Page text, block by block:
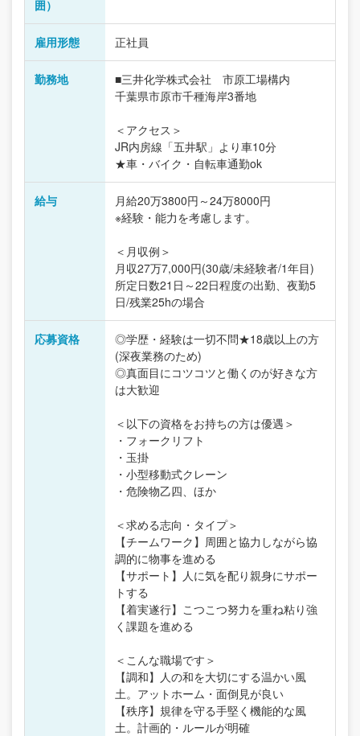
囲）
雇用形態 正社員
勤務地
■三井化学株式会社 市原工場構内
千葉県市原市千種海岸3番地
＜アクセス＞
JR内房線「五井駅」より車10分
★車・バイク・自転車通勤ok
給与
月給20万3800円～24万8000円
※経験・能力を考慮します。
＜月収例＞
月収27万7,000円(30歳/未経験者/1年目)
所定日数21日～22日程度の出勤、夜勤5
日/残業25hの場合
応募資格
◎学歴・経験は一切不問★18歳以上の方
(深夜業務のため)
◎真面目にコツコツと働くのが好きな方
は大歓迎
＜以下の資格をお持ちの方は優遇＞
・フォークリフト
・玉掛
・小型移動式クレーン
・危険物乙四、ほか
＜求める志向・タイプ＞
【チームワーク】周囲と協力しながら協
調的に物事を進める
【サポート】人に気を配り親身にサポー
トする
【着実遂行】こつこつ努力を重ね粘り強
く課題を進める
＜こんな職場です＞
【調和】人の和を大切にする温かい風
土。アットホーム・面倒見が良い
【秩序】規律を守る手堅く機能的な風
土。計画的・ルールが明確